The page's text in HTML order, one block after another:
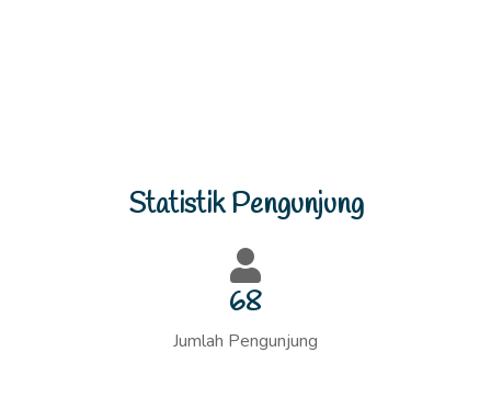
Statistik Pengunjung
73
Jumlah Pengunjung